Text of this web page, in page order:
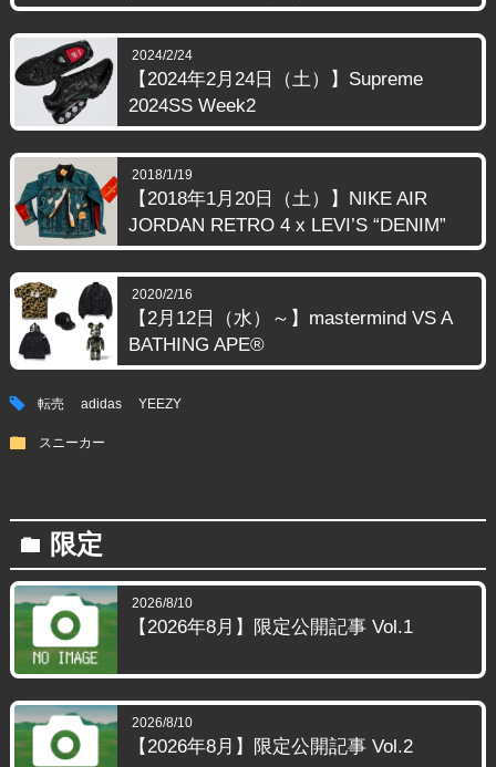
2024/2/24
【2024年2月24日（土）】Supreme
2024SS Week2
2018/1/19
【2018年1月20日（土）】NIKE AIR
JORDAN RETRO 4 x LEVI’S “DENIM”
2020/2/16
【2月12日（水）～】mastermind VS A
BATHING APE®
tag 転売 adidas YEEZY
folder スニーカー
folder 限定
2026/8/10
【2026年8月】限定公開記事 Vol.1
2026/8/10
【2026年8月】限定公開記事 Vol.2